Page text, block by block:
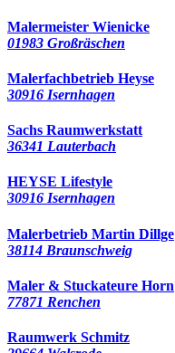
Malermeister Wienicke
01983 Großräschen
Malerfachbetrieb Heyse
30916 Isernhagen
Sachs Raumwerkstatt
36341 Lauterbach
HEYSE Lifestyle
30916 Isernhagen
Malerbetrieb Martin Dillge
38114 Braunschweig
Maler & Stuckateure Horn
77871 Renchen
Raumwerk Schmitz